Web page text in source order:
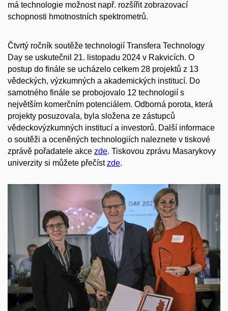
má technologie možnost např. rozšířit zobrazovací
schopnosti hmotnostních spektrometrů.
Čtvrtý ročník soutěže technologií Transfera Technology
Day se uskutečnil 21. listopadu 2024 v Rakvicích. O
postup do finále se ucházelo celkem 28 projektů z 13
vědeckých, výzkumných a akademických institucí. Do
samotného finále se probojovalo 12 technologií s
největším komerčním potenciálem. Odborná porota, která
projekty posuzovala, byla složena ze zástupců
vědeckovýzkumných institucí a investorů. Další informace
o soutěži a oceněných technologiích naleznete v tiskové
zprávě pořadatele akce zde. Tiskovou zprávu Masarykovy
univerzity si můžete přečístzde.